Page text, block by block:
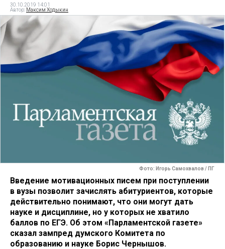
30.10.2019 14:01
Автор: Максим Ходыкин
Фото: Игорь Самохвалов / ПГ
Введение мотивационных писем при поступлении
в вузы позволит зачислять абитуриентов, которые
действительно понимают, что они могут дать
науке и дисциплине, но у которых не хватило
баллов по ЕГЭ. Об этом «Парламентской газете»
сказал зампред думского Комитета по
образованию и науке Борис Чернышов.